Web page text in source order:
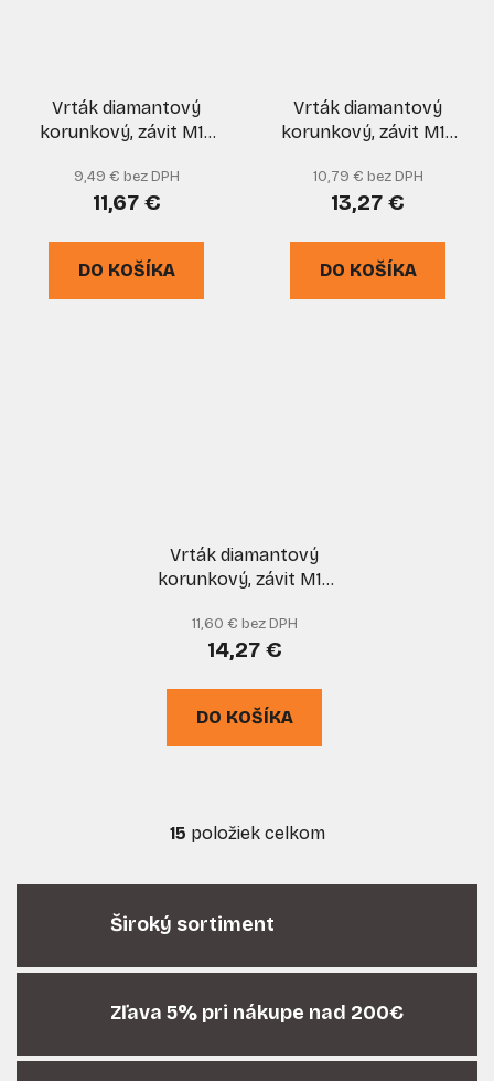
Vrták diamantový
korunkový, závit M14
priemer 35 mm, GEKO
9,49 € bez DPH
11,67 €
DO KOŠÍKA
Vrták diamantový
korunkový, závit M14
priemer 38 mm, GEKO
10,79 € bez DPH
13,27 €
DO KOŠÍKA
Vrták diamantový
korunkový, závit M14
priemer 32 mm, GEKO
11,60 € bez DPH
14,27 €
DO KOŠÍKA
O
l
á
a
i
p
15 položiek celkom
Široký sortiment
Zľava 5% pri nákupe nad 200€